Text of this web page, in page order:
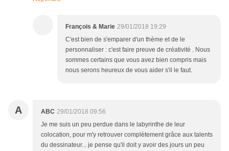
François & Marie 29/01/2018 19:29
C'est bien de s'emparer d'un thème et de le
personnaliser : c'est faire preuve de créativité . Nous
sommes certains que vous avez bien compris mais
nous serons heureux de vous aider s'il le faut.
A ABC 29/01/2018 09:56
Je me suis un peu perdue dans le labyrinthe de leur
colocation, pour m'y retrouver complètement grâce aux talents
du dessinateur... je pense qu'il doit y avoir des jours un peu